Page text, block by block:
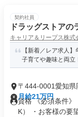
契約社員
ドラッグストアの
キャリア＆リープス株式
【新着／レア求人
子育てや趣味と両立
〒444-0001愛知県
月給21万円
資格 《必須条件》
K） ・お客様の要